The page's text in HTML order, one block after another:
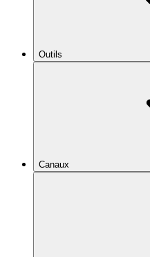
Outils
Canaux